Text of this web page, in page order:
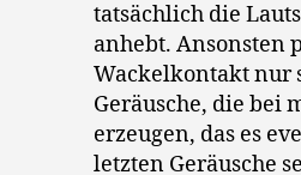
tatsächlich die
anhebt. Ansonsten
Wackelkontakt nur
Geräusche, die bei
erzeugen, das es
letzten Geräusche